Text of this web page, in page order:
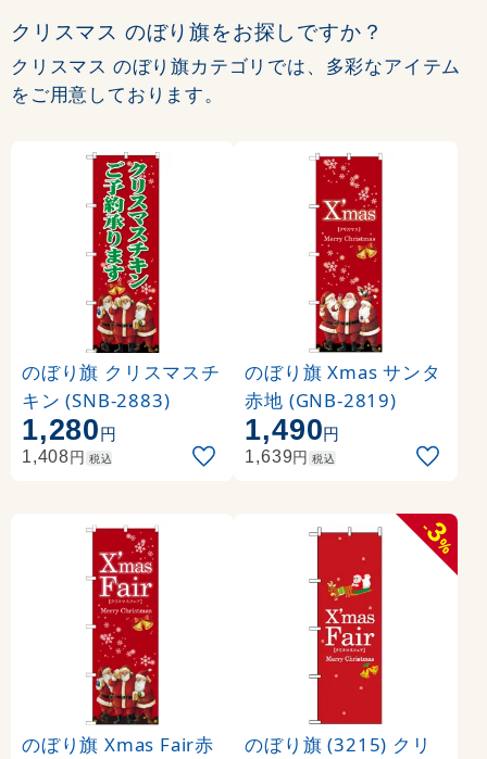
クリスマス のぼり旗をお探しですか？
クリスマス のぼり旗カテゴリでは、多彩なアイテム
をご用意しております。
のぼり旗 クリスマスチ
キン (SNB-2883)
1,280円
1,408円 税込
のぼり旗 Xmas サンタ
赤地 (GNB-2819)
1,490円
1,639円 税込
のぼり旗 Xmas Fair赤
-
3
%
のぼり旗 (3215) クリ